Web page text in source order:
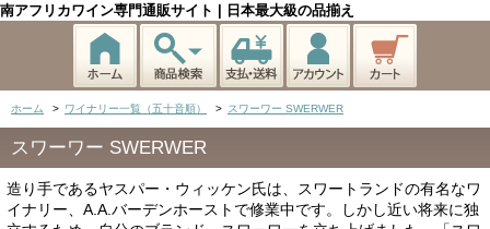
南アフリカワイン専門通販サイト | 日本最大級の品揃え
ホーム > ワイナリー一覧（五十音順） > スワーワー SWERWER
スワーワー SWERWER
造り手であるヤスパー・ウィッケン氏は、スワートランドの有名なワ
イナリー、A.A.バーデンホーストで修業中です。しかし近い将来に独